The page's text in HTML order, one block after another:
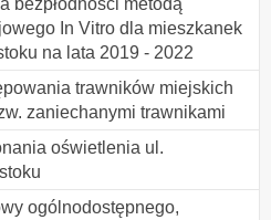
In Vitro dla mieszkanek
na lata 2019 - 2022
trawników miejskich
zaniechanymi trawnikami
oświetlenia ul.
ogólnodostępnego,